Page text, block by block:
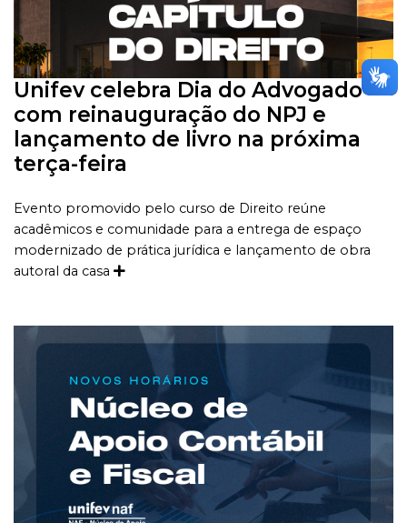
Unifev celebra Dia do Advogado
com reinauguração do NPJ e
lançamento de livro na próxima
terça-feira
Evento promovido pelo curso de Direito reúne
acadêmicos e comunidade para a entrega de espaço
modernizado de prática jurídica e lançamento de obra
autoral da casa